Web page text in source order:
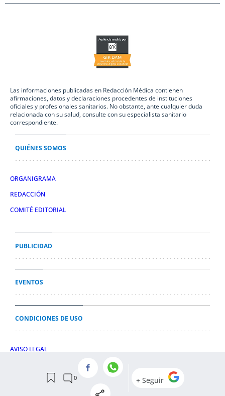
Las informaciones publicadas en Redacción Médica contienen
afirmaciones, datos y declaraciones procedentes de instituciones
oficiales y profesionales sanitarios. No obstante, ante cualquier duda
relacionada con su salud, consulte con su especialista sanitario
correspondiente.
QUIÉNES SOMOS
ORGANIGRAMA
REDACCIÓN
COMITÉ EDITORIAL
PUBLICIDAD
EVENTOS
CONDICIONES DE USO
AVISO LEGAL
POLÍTICA DE COOKIES